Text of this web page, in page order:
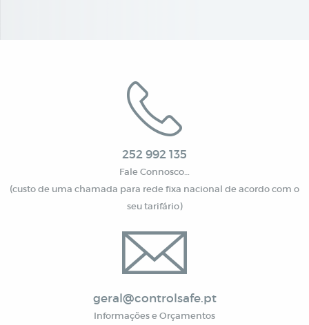
252 992 135
Fale Connosco…
(custo de uma chamada para rede fixa nacional de acordo com o
seu tarifário)
geral@controlsafe.pt
Informações e Orçamentos